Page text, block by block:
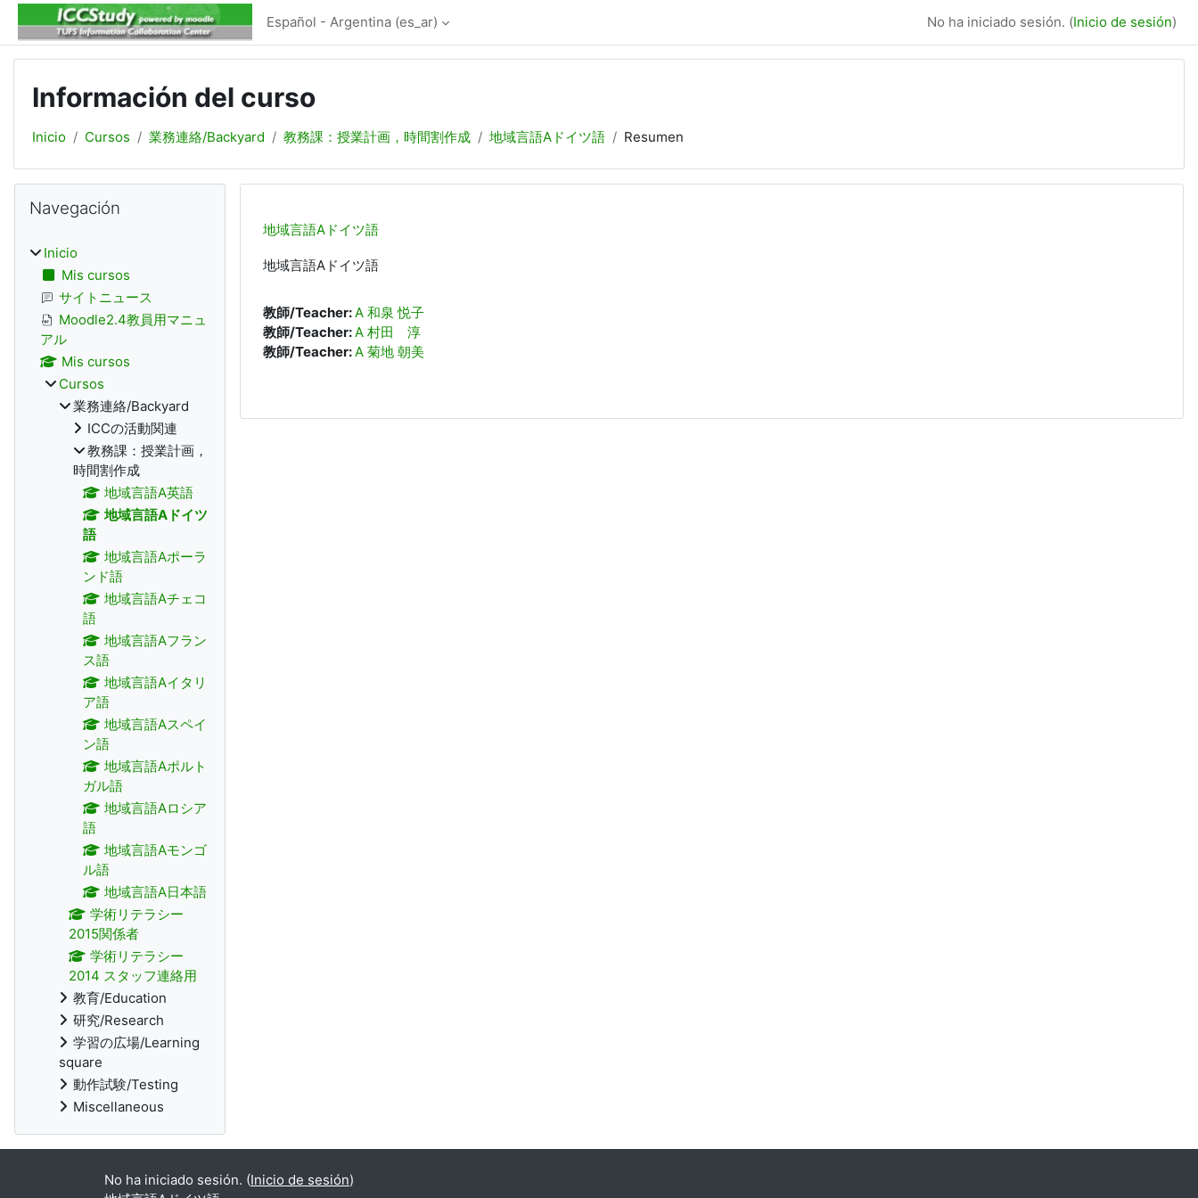
Salta al contenido principal
Español - Argentina ‎(es_ar)‎ No ha iniciado sesión. (Inicio de sesión)
Información del curso
Inicio Cursos 業務連絡/Backyard 教務課：授業計画，時間割作成 地域言語Aドイツ語 Resumen
地域言語Aドイツ語
地域言語Aドイツ語
教師/Teacher:A 和泉 悦子
教師/Teacher:A 村田 淳
教師/Teacher:A 菊地 朝美
Bloques
Navegación
Inicio
Mis cursos
サイトニュース
Moodle2.4教員用マニュ
アル
Mis cursos
Cursos
業務連絡/Backyard
ICCの活動関連
教務課：授業計画，
時間割作成
地域言語A英語
地域言語Aドイツ
語
地域言語Aポーラ
ンド語
地域言語Aチェコ
語
地域言語Aフラン
ス語
地域言語Aイタリ
ア語
地域言語Aスペイ
ン語
地域言語Aポルト
ガル語
地域言語Aロシア
語
地域言語Aモンゴ
ル語
地域言語A日本語
学術リテラシー
2015関係者
学術リテラシー
2014 スタッフ連絡用
教育/Education
研究/Research
学習の広場/Learning
square
動作試験/Testing
Miscellaneous
No ha iniciado sesión. (Inicio de sesión)